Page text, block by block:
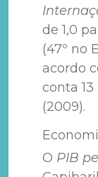
de 1,0
(47º no
acordo
conta
(2009).
O PIB